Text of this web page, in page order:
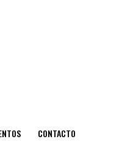
CONTACTO